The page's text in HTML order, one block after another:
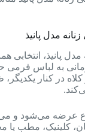
مدل پانیذ
پانیذ، انتخابی
به لباس فرمی
کلاه در کنار
عرضه می‌شود و
کلینیک، مطب یا